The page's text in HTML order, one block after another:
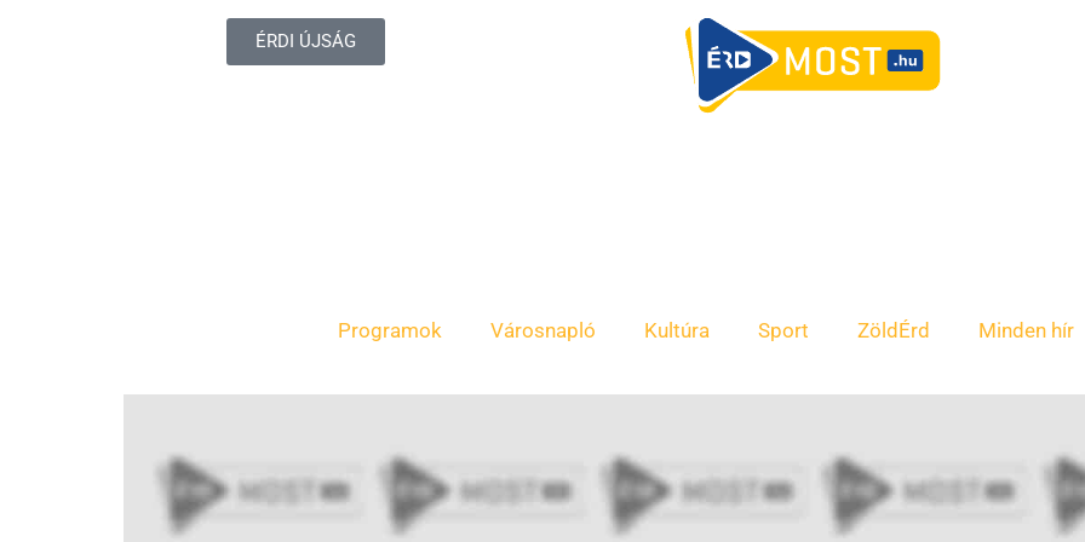
ÉRDI ÚJSÁG
Programok Városnapló Kultúra Sport ZöldÉrd Minden hír